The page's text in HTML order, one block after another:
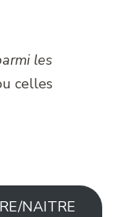
les
celles
NAITRE